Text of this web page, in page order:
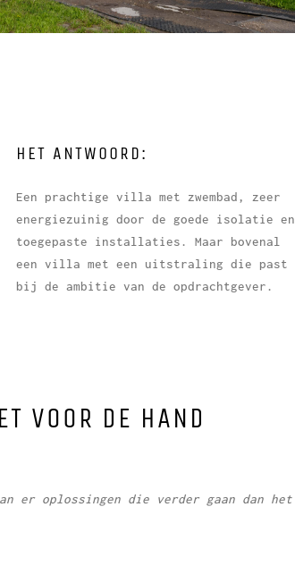
HET ANTWOORD:
Een prachtige villa met zwembad, zeer
energiezuinig door de goede isolatie en
toegepaste installaties. Maar bovenal
een villa met een uitstraling die past
bij de ambitie van de opdrachtgever.
VOOR DE HAND
er oplossingen die verder gaan dan het